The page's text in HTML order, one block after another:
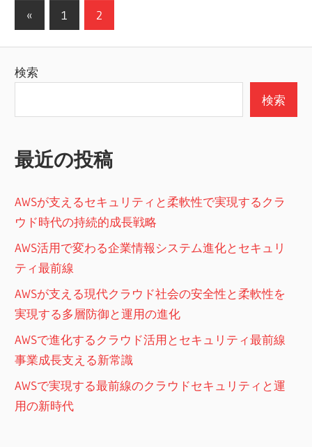
投
の
ー
ジ
送
り
«
の
事
1 2
検索
検索
最近の投稿
AWSが支えるセキュリティと柔軟性で実現するクラ
ウド時代の持続的成長戦略
AWS活用で変わる企業情報システム進化とセキュリ
ティ最前線
AWSが支える現代クラウド社会の安全性と柔軟性を
実現する多層防御と運用の進化
AWSで進化するクラウド活用とセキュリティ最前線
事業成長支える新常識
AWSで実現する最前線のクラウドセキュリティと運
用の新時代